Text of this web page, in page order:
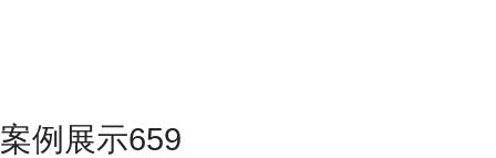
案例展示659